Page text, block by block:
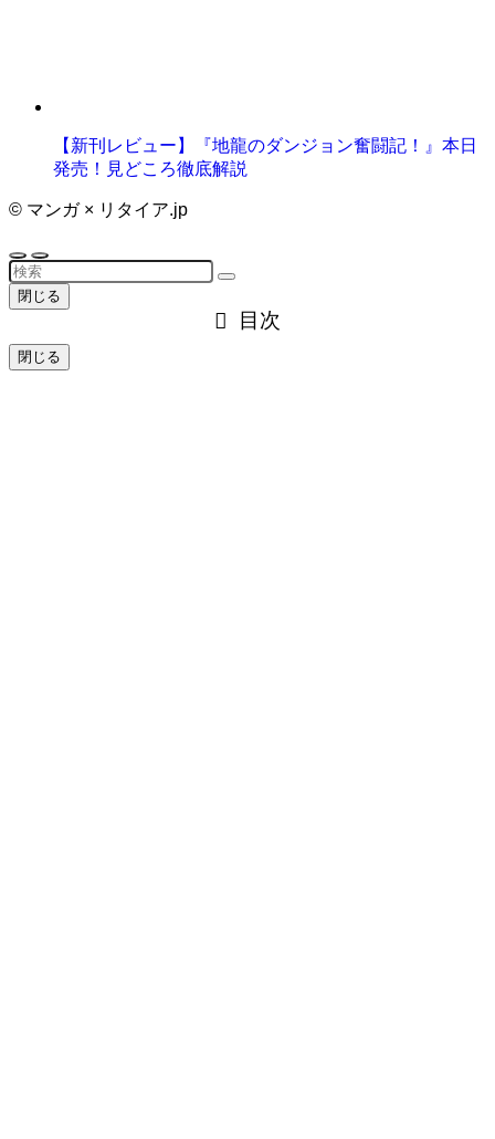
【新刊レビュー】『地龍のダンジョン奮闘記！』本日
発売！見どころ徹底解説
© マンガ × リタイア.jp
閉じる
目次
閉じる